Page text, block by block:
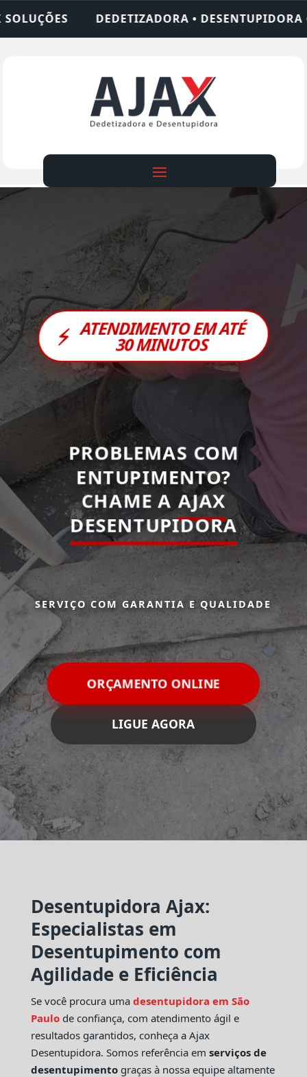
• DESENTUPIDORA • LIMPEZA DE FOSSA • 24
⚡ ATENDIMENTO EM ATÉ
30 MINUTOS
PROBLEMAS COM
ENTUPIMENTO?
CHAME A AJAX
DESENTUPIDORA
SERVIÇO COM GARANTIA E QUALIDADE
ORÇAMENTO ONLINE
LIGUE AGORA
Desentupidora Ajax:
Especialistas em
Desentupimento com
Agilidade e Eficiência
Se você procura uma desentupidora em São
Paulo de confiança, com atendimento ágil e
resultados garantidos, conheça a Ajax
Desentupidora. Somos referência em serviços de
desentupimentograças à nossa equipe altamente